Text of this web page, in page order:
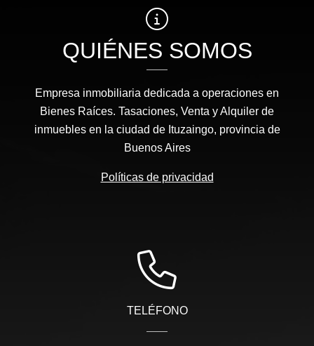
QUIÉNES SOMOS
Empresa inmobiliaria dedicada a operaciones en
Bienes Raíces. Tasaciones, Venta y Alquiler de
inmuebles en la ciudad de Ituzaingo, provincia de
Buenos Aires
Políticas de privacidad
TELÉFONO